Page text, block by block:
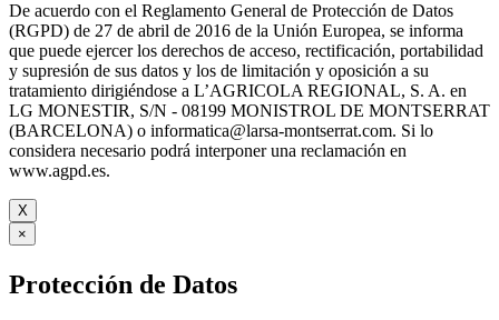
De acuerdo con el Reglamento General de Protección de Datos
(RGPD) de 27 de abril de 2016 de la Unión Europea, se informa
que puede ejercer los derechos de acceso, rectificación, portabilidad
y supresión de sus datos y los de limitación y oposición a su
tratamiento dirigiéndose a L’AGRICOLA REGIONAL, S. A. en
LG MONESTIR, S/N - 08199 MONISTROL DE MONTSERRAT
(BARCELONA) o informatica@larsa-montserrat.com. Si lo
considera necesario podrá interponer una reclamación en
www.agpd.es.
X
×
Protección de Datos